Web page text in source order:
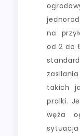
na
od 2 do
takich
pralki.
węża